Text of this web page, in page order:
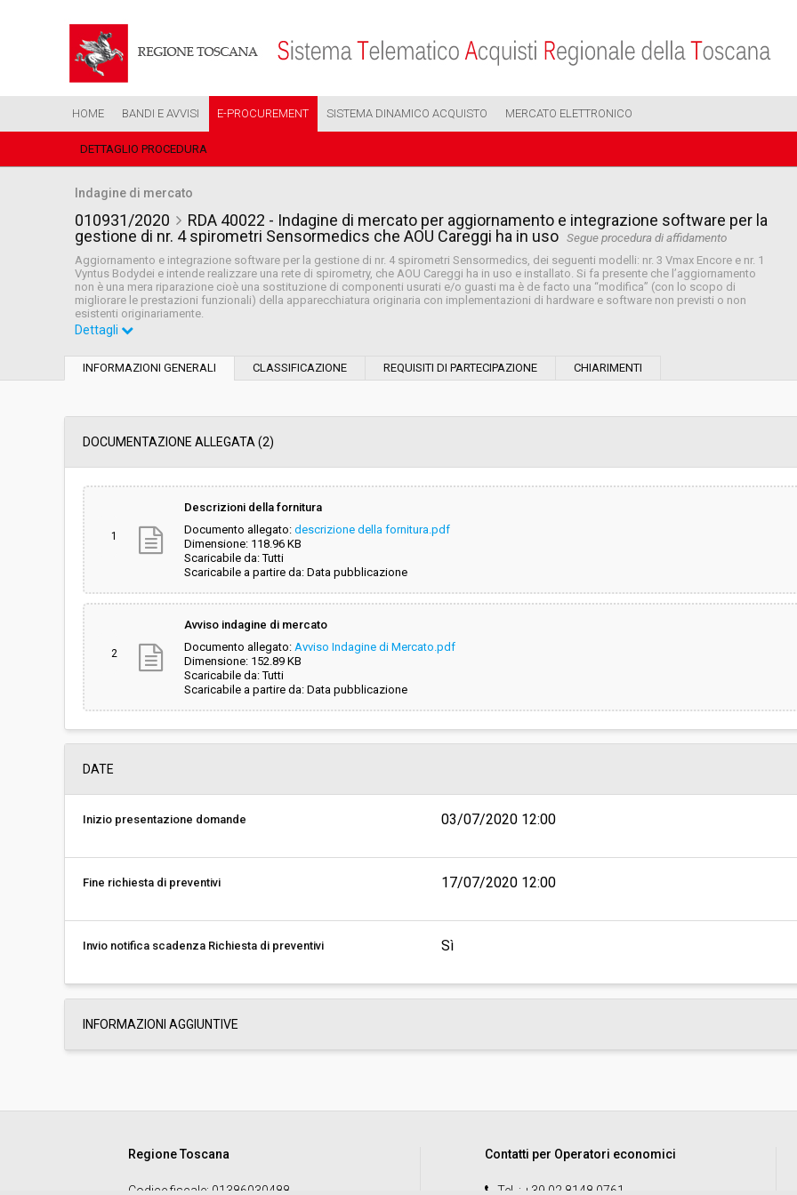
HOME BANDI E AVVISI E-PROCUREMENT SISTEMA DINAMICO ACQUISTO MERCATO ELETTRONICO
DETTAGLIO PROCEDURA
Indagine di mercato
010931/2020
RDA 40022 - Indagine di mercato per aggiornamento e integrazione software per la
gestione di nr. 4 spirometri Sensormedics che AOU Careggi ha in uso Segue procedura di affidamento
Aggiornamento e integrazione software per la gestione di nr. 4 spirometri Sensormedics, dei seguenti modelli: nr. 3 Vmax Encore e nr. 1
Vyntus Bodydei e intende realizzare una rete di spirometry, che AOU Careggi ha in uso e installato. Si fa presente che l’aggiornamento
non è una mera riparazione cioè una sostituzione di componenti usurati e/o guasti ma è de facto una “modifica” (con lo scopo di
migliorare le prestazioni funzionali) della apparecchiatura originaria con implementazioni di hardware e software non previsti o non
esistenti originariamente.
Svolgimento:
Importo (al netto dell’IVA): € 39.990,00 Responsabile attuale:
Costi di sicurezza non soggetti a
ribasso (al netto dell’IVA):
-
Dettagli
INFORMAZIONI GENERALI CLASSIFICAZIONE REQUISITI DI PARTECIPAZIONE CHIARIMENTI
DOCUMENTAZIONE ALLEGATA (2)
1
Descrizioni della fornitura
Documento allegato: descrizione della fornitura.pdf
Dimensione: 118.96 KB
Scaricabile da: Tutti
Scaricabile a partire da: Data pubblicazione
2
Avviso indagine di mercato
Documento allegato: Avviso Indagine di Mercato.pdf
Dimensione: 152.89 KB
Scaricabile da: Tutti
Scaricabile a partire da: Data pubblicazione
DATE
Inizio presentazione domande 03/07/2020 12:00
Fine richiesta di preventivi 17/07/2020 12:00
Invio notifica scadenza Richiesta di preventivi Sì
INFORMAZIONI AGGIUNTIVE
Regione Toscana
Codice fiscale: 01386030488
Contatti per Operatori economici
Tel. : +39 02 8148 0761